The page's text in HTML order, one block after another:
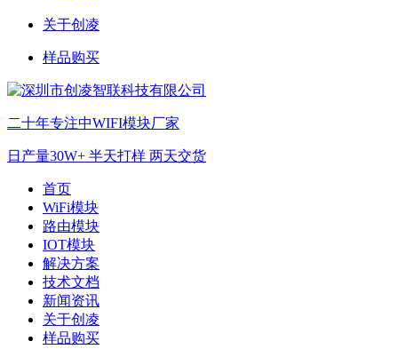
关于创凌
样品购买
二十年专注中WIFI模块厂家
日产量30W+ 半天打样 两天交货
首页
WiFi模块
路由模块
IOT模块
解决方案
技术文档
新闻资讯
关于创凌
样品购买